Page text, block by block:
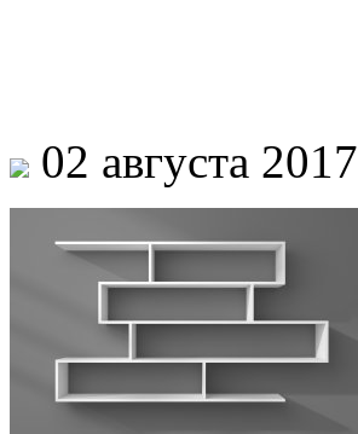
02 августа 2017